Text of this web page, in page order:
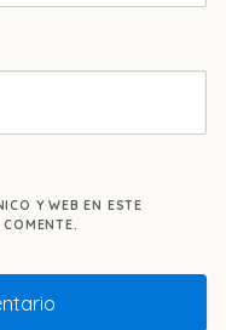
Y WEB EN ESTE